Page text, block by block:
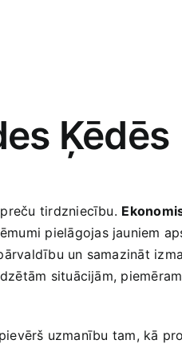
Ķēdēs
tirdzniecību.⁤
pielāgojas jauniem
un samazināt
situācijām,
uzmanību tam, kā